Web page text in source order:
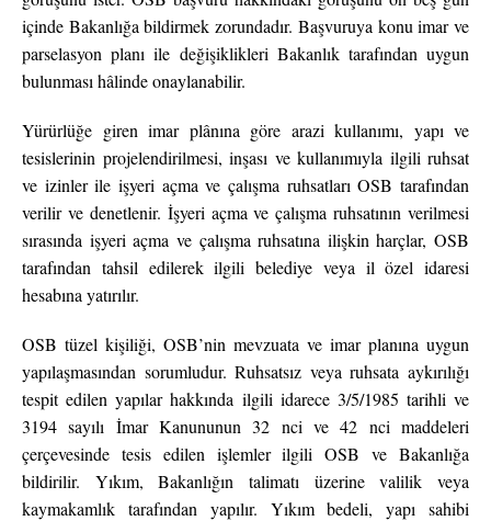
içinde Bakanlığa bildirmek zorundadır. Başvuruya konu imar ve
parselasyon planı ile değişiklikleri Bakanlık tarafından uygun
bulunması hâlinde onaylanabilir.
Yürürlüğe giren imar plânına göre arazi kullanımı, yapı ve
tesislerinin projelendirilmesi, inşası ve kullanımıyla ilgili ruhsat
ve izinler ile işyeri açma ve çalışma ruhsatları OSB tarafından
verilir ve denetlenir. İşyeri açma ve çalışma ruhsatının verilmesi
sırasında işyeri açma ve çalışma ruhsatına ilişkin harçlar, OSB
tarafından tahsil edilerek ilgili belediye veya il özel idaresi
hesabına yatırılır.
OSB tüzel kişiliği, OSB’nin mevzuata ve imar planına uygun
yapılaşmasından sorumludur. Ruhsatsız veya ruhsata aykırılığı
tespit edilen yapılar hakkında ilgili idarece 3/5/1985 tarihli ve
3194 sayılı İmar Kanununun 32 nci ve 42 nci maddeleri
çerçevesinde tesis edilen işlemler ilgili OSB ve Bakanlığa
bildirilir. Yıkım, Bakanlığın talimatı üzerine valilik veya
kaymakamlık tarafından yapılır. Yıkım bedeli, yapı sahibi